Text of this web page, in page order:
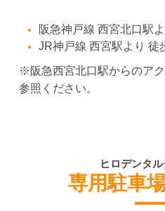
阪急神戸線 西宮北口駅
JR神戸線 西宮駅より 徒
※阪急西宮北口駅からのア
参照ください。
ヒロデンタ
専用駐車